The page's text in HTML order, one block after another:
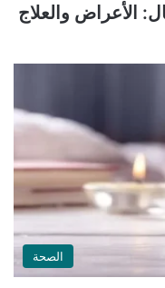
الأعراض والعلاج
الصحة